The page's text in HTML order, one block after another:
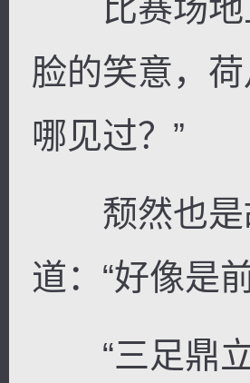
比赛场地
脸的笑意，
哪见过？”
颓然也是
道：“好像是
“三足鼎立